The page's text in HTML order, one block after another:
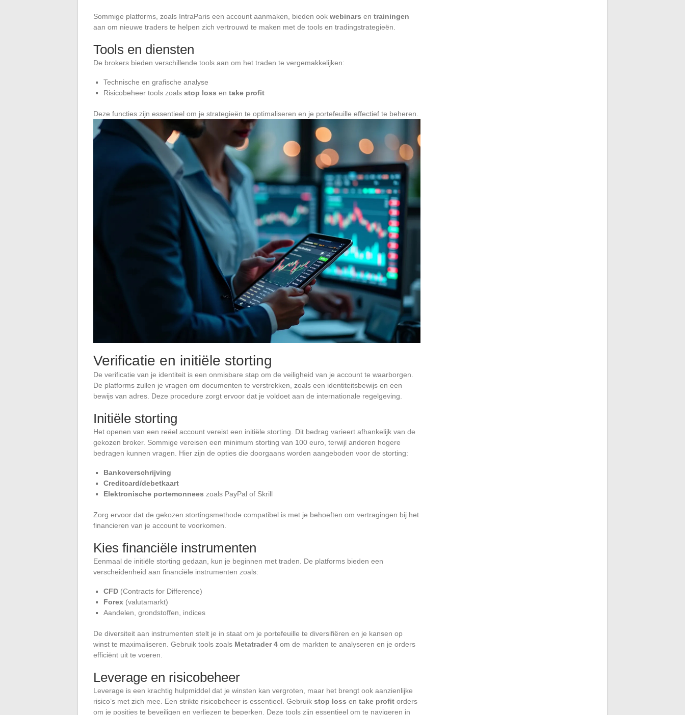
Sommige platforms, zoals IntraParis een account aanmaken, bieden ook webinars en trainingen
aan om nieuwe traders te helpen zich vertrouwd te maken met de tools en tradingstrategieën.
Tools en diensten
De brokers bieden verschillende tools aan om het traden te vergemakkelijken:
Technische en grafische analyse
Risicobeheer tools zoals stop loss en take profit
Deze functies zijn essentieel om je strategieën te optimaliseren en je portefeuille effectief te beheren.
Verificatie en initiële storting
De verificatie van je identiteit is een onmisbare stap om de veiligheid van je account te waarborgen.
De platforms zullen je vragen om documenten te verstrekken, zoals een identiteitsbewijs en een
bewijs van adres. Deze procedure zorgt ervoor dat je voldoet aan de internationale regelgeving.
Initiële storting
Het openen van een reëel account vereist een initiële storting. Dit bedrag varieert afhankelijk van de
gekozen broker. Sommige vereisen een minimum storting van 100 euro, terwijl anderen hogere
bedragen kunnen vragen. Hier zijn de opties die doorgaans worden aangeboden voor de storting:
Bankoverschrijving
Creditcard/debetkaart
Elektronische portemonnees zoals PayPal of Skrill
Zorg ervoor dat de gekozen stortingsmethode compatibel is met je behoeften om vertragingen bij het
financieren van je account te voorkomen.
Kies financiële instrumenten
Eenmaal de initiële storting gedaan, kun je beginnen met traden. De platforms bieden een
verscheidenheid aan financiële instrumenten zoals:
CFD (Contracts for Difference)
Forex (valutamarkt)
Aandelen, grondstoffen, indices
De diversiteit aan instrumenten stelt je in staat om je portefeuille te diversifiëren en je kansen op
winst te maximaliseren. Gebruik tools zoals Metatrader 4 om de markten te analyseren en je orders
efficiënt uit te voeren.
Leverage en risicobeheer
Leverage is een krachtig hulpmiddel dat je winsten kan vergroten, maar het brengt ook aanzienlijke
risico’s met zich mee. Een strikte risicobeheer is essentieel. Gebruik stop loss en take profit orders
om je posities te beveiligen en verliezen te beperken. Deze tools zijn essentieel om te navigeren in